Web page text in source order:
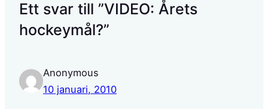
Ett svar till ”VIDEO: Årets
hockeymål?”
Anonymous
10 januari, 2010